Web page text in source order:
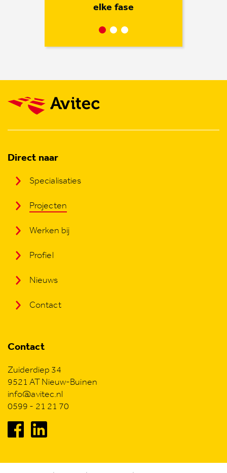
elke fase
gesprek
Direct naar
Specialisaties
Projecten
Werken bij
Profiel
Nieuws
Contact
Contact
Zuiderdiep 34
9521 AT Nieuw-Buinen
info@avitec.nl
0599 - 21 21 70